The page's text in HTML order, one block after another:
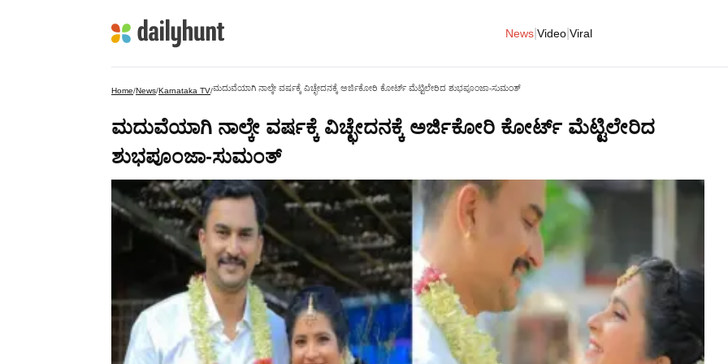
News Video Viral
Home/News/Karnataka TV/ಮದುವೆಯಾಗಿ ನಾಲ್ಕೇ ವರ್ಷಕ್ಕೆ ವಿಚ್ಛೇದನಕ್ಕೆ ಅರ್ಜಿಕೋರಿ ಕೋರ್ಟ್ ಮೆಟ್ಟಿಲೇರಿದ ಶುಭಪೂಂಜಾ-ಸುಮಂತ್
ಮದುವೆಯಾಗಿ ನಾಲ್ಕೇ ವರ್ಷಕ್ಕೆ ವಿಚ್ಛೇದನಕ್ಕೆ ಅರ್ಜಿಕೋರಿ ಕೋರ್ಟ್ ಮೆಟ್ಟಿಲೇರಿದ
ಶುಭಪೂಂಜಾ-ಸುಮಂತ್